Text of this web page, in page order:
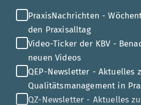
PraxisNachrichten -
den Praxisalltag
Video-Ticker der KBV -
neuen Videos
QEP-Newsletter - Aktuelles
Qualitätsmanagement in
QZ-Newsletter - Aktuelles zu